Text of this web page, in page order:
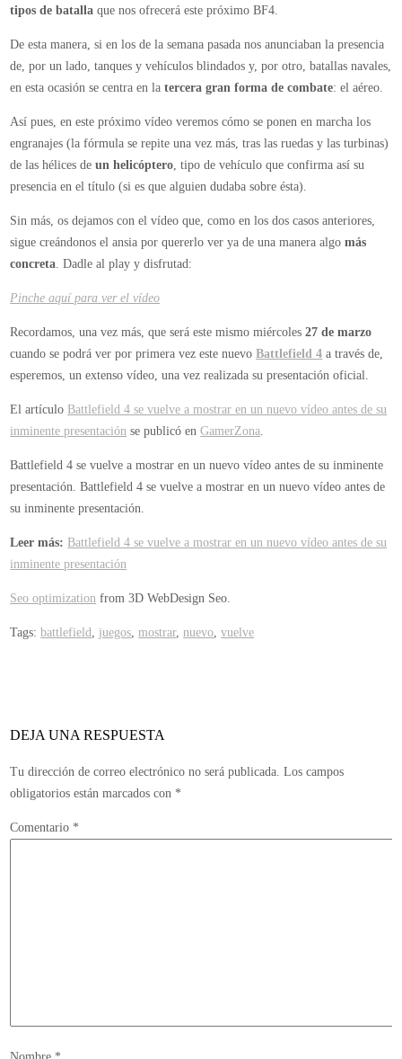
presentación
tipos de batalla que nos ofrecerá este próximo BF4.
De esta manera, si en los de la semana pasada nos anunciaban la presencia
de, por un lado, tanques y vehículos blindados y, por otro, batallas navales,
en esta ocasión se centra en la tercera gran forma de combate: el aéreo.
Así pues, en este próximo vídeo veremos cómo se ponen en marcha los
engranajes (la fórmula se repite una vez más, tras las ruedas y las turbinas)
de las hélices deun helicóptero, tipo de vehículo que confirma así su
presencia en el título (si es que alguien dudaba sobre ésta).
Sin más, os dejamos con el vídeo que, como en los dos casos anteriores,
sigue creándonos el ansia por quererlo ver ya de una manera algo más
concreta. Dadle al play y disfrutad:
Pinche aquí para ver el vídeo
Recordamos, una vez más, que será este mismo miércoles27 de marzo
cuando se podrá ver por primera vez este nuevoBattlefield 4 a través de,
esperemos, un extenso vídeo, una vez realizada su presentación oficial.
El artículo Battlefield 4 se vuelve a mostrar en un nuevo vídeo antes de su
inminente presentación se publicó enGamerZona.
Battlefield 4 se vuelve a mostrar en un nuevo vídeo antes de su inminente
presentación.Battlefield 4 se vuelve a mostrar en un nuevo vídeo antes de
su inminente presentación.
Leer más: Battlefield 4 se vuelve a mostrar en un nuevo vídeo antes de su
inminente presentación
Seo optimization from 3D WebDesign Seo.
Tags:battlefield, juegos,mostrar,nuevo,vuelve
DEJA UNA RESPUESTA
Tu dirección de correo electrónico no será publicada. Los campos
obligatorios están marcados con *
Comentario *